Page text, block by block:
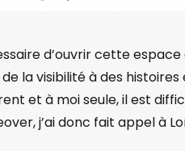
d’ouvrir cette espace
la visibilité à des
et à moi seule, il est
j’ai donc fait appel à